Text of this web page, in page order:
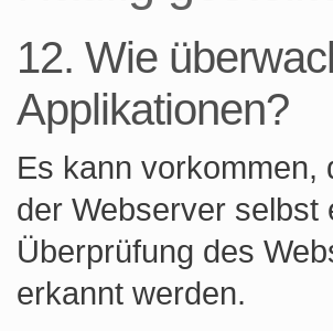
12. Wie
Applikationen?
Es kann vorkommen,
der Webserver selbst
Überprüfung des
erkannt werden.